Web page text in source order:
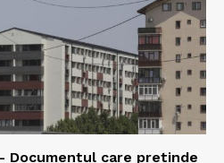
Documentul care pretinde